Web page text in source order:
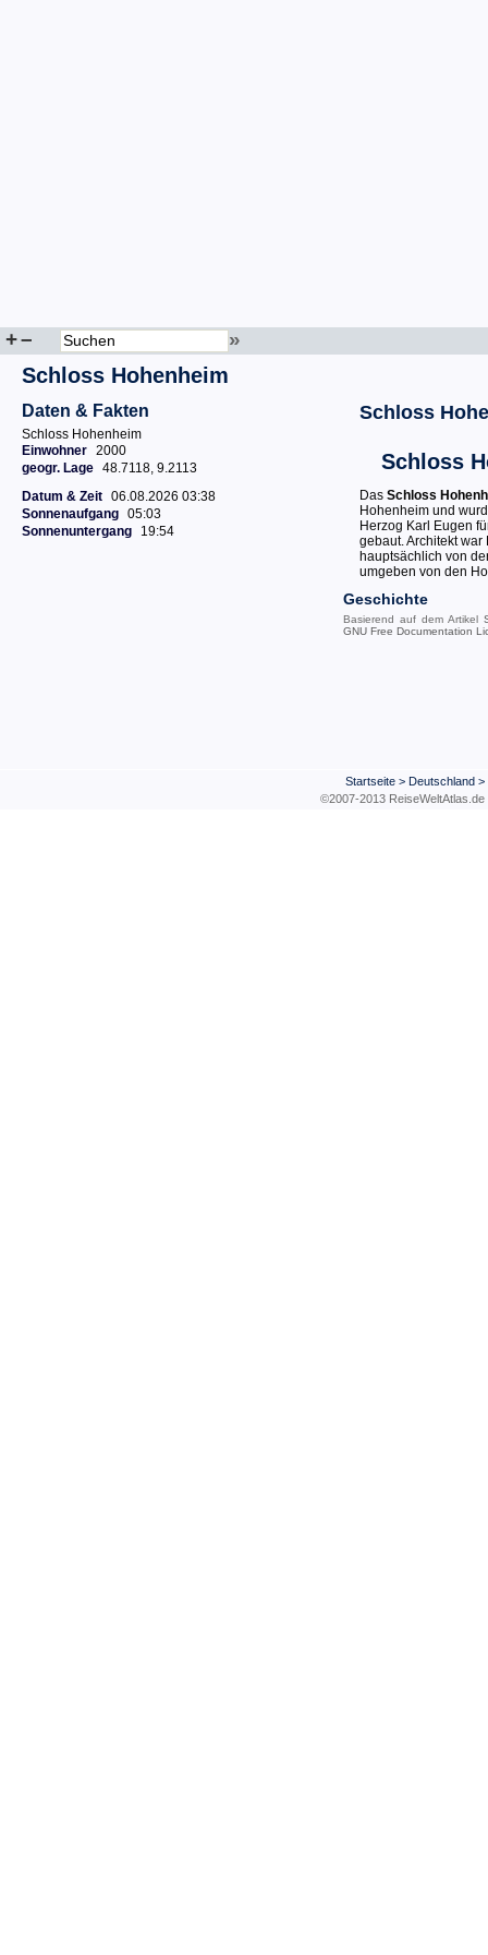
+– »
Schloss Hohenheim
Daten & Fakten
Schloss Hohenheim
Einwohner 2000
geogr. Lage 48.7118, 9.2113
Datum & Zeit 06.08.2026 03:38
Sonnenaufgang 05:03
Sonnenuntergang
19:54
Schloss
Schloss
Das Schloss
Hohenheim und
Herzog Karl Eugen
gebaut. Architekt war
hauptsächlich von
umgeben von den
Geschichte
Basierend auf dem Artikel
GNU Free Documentation
Startseite> Deutschland>
©2007-2013